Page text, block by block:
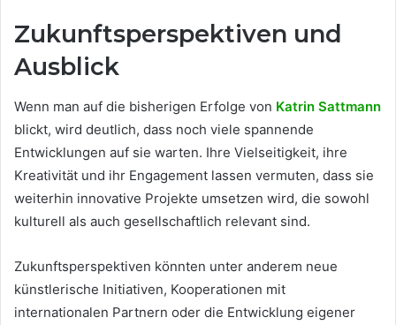
Zukunftsperspektiven und
Ausblick
Wenn man auf die bisherigen Erfolge von Katrin Sattmann
blickt, wird deutlich, dass noch viele spannende
Entwicklungen auf sie warten. Ihre Vielseitigkeit, ihre
Kreativität und ihr Engagement lassen vermuten, dass sie
weiterhin innovative Projekte umsetzen wird, die sowohl
kulturell als auch gesellschaftlich relevant sind.
Zukunftsperspektiven könnten unter anderem neue
künstlerische Initiativen, Kooperationen mit
internationalen Partnern oder die Entwicklung eigener